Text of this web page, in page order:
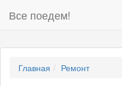
Все поедем!
Главная Ремонт